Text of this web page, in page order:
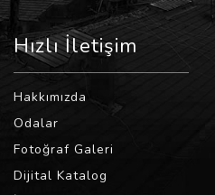
Hızlı İletişim
Hakkımızda
Odalar
Fotoğraf Galeri
Dijital Katalog